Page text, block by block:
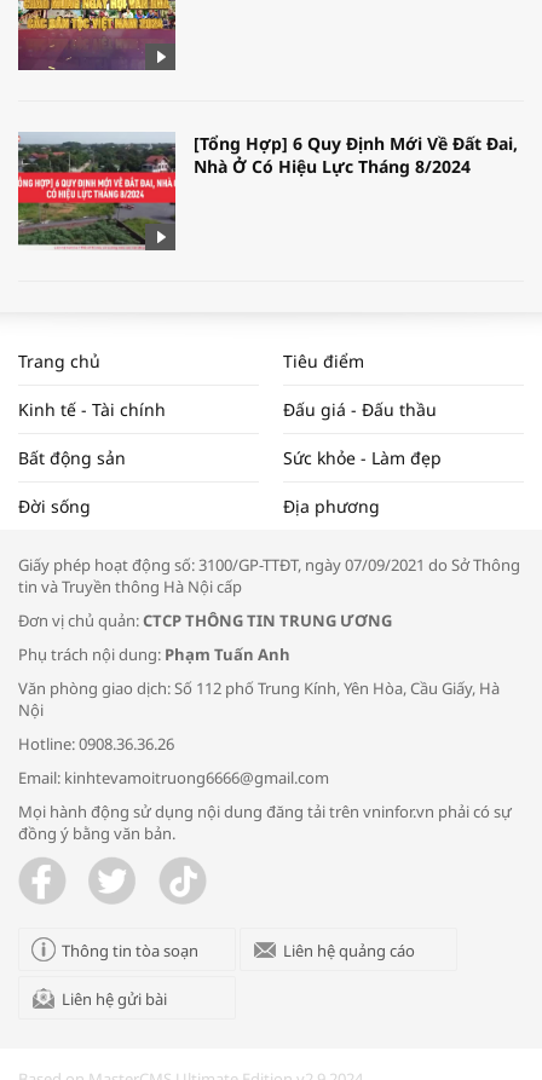
[Tổng Hợp] 6 Quy Định Mới Về Đất Đai,
Nhà Ở Có Hiệu Lực Tháng 8/2024
NAM NĂM 2024 VÀ NĂM 2025 | NHỊP
ĐẬP THỊ TRƯỜNG #62
Tọa đàm “Xúc tiến thương mại: Khơi
Bác sĩ tư vấn cách phòng tránh bệnh
đường hô hấp trong thời tiết giao mùa
Trao yêu thương cho em
Trang chủ Tiêu điểm
Kinh tế - Tài chính Đấu giá - Đấu thầu
Bất động sản Sức khỏe - Làm đẹp
Đời sống Địa phương
Giấy phép hoạt động số: 3100/GP-TTĐT, ngày 07/09/2021 do Sở Thông
tin và Truyền thông Hà Nội cấp
Đơn vị chủ quản:CTCP THÔNG TIN TRUNG ƯƠNG
Phụ trách nội dung: Phạm Tuấn Anh
Văn phòng giao dịch: Số 112 phố Trung Kính, Yên Hòa, Cầu Giấy, Hà
Nội
Hotline: 0908.36.36.26
Email: kinhtevamoitruong6666@gmail.com
Mọi hành động sử dụng nội dung đăng tải trên vninfor.vn phải có sự
đồng ý bằng văn bản.
Thông tin tòa soạn Liên hệ quảng cáo
Liên hệ gửi bài